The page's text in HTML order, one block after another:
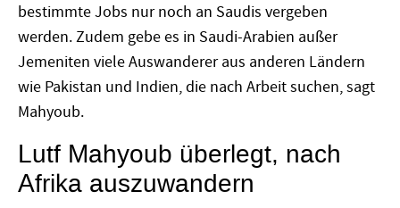
bestimmte Jobs nur noch an Saudis vergeben
werden. Zudem gebe es in Saudi-Arabien außer
Jemeniten viele Auswanderer aus anderen Ländern
wie Pakistan und Indien, die nach Arbeit suchen, sagt
Mahyoub.
Lutf Mahyoub überlegt, nach
Afrika auszuwandern